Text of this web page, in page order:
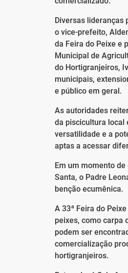
Diversas lideranças
o vice-prefeito,
da Feira do Peixe e
Municipal de
do Hortigranjeiros,
municipais,
e público em geral.
As autoridades
da piscicultura local
versatilidade e a
aptas a acessar
Em um momento
Santa, o Padre
benção ecumênica.
A 33ª Feira do
peixes, como carpa
podem ser
comercialização
hortigranjeiros.